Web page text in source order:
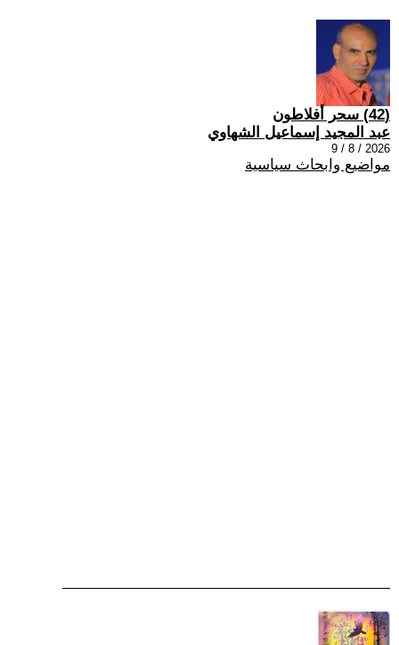
(42) سحر أفلاطون
عبد المجيد إسماعيل الشهاوي
2026 / 8 / 9
مواضيع وابحاث سياسية